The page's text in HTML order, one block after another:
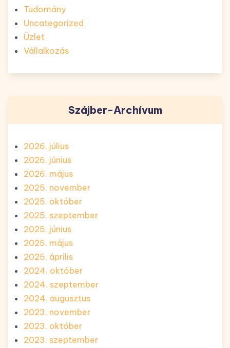
Tudomány
Uncategorized
Üzlet
Vállalkozás
Szájber-Archívum
2026. július
2026. június
2026. május
2025. november
2025. október
2025. szeptember
2025. június
2025. május
2025. április
2024. október
2024. szeptember
2024. augusztus
2023. november
2023. október
2023. szeptember